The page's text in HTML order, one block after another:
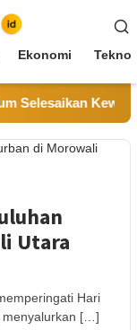
Ekonomi
Utara
Hari
menyalurkan […]